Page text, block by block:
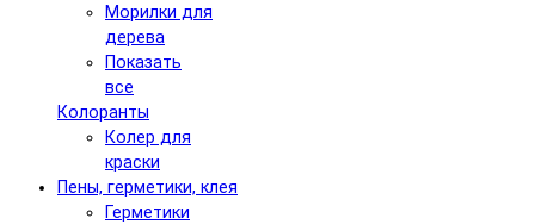
Морилки для
дерева
Показать
все
Колоранты
Колер для
краски
Пены, герметики, клея
Герметики